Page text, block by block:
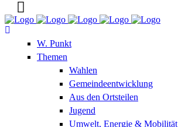
W. Punkt
Themen
Wahlen
Gemeindeentwicklung
Aus den Ortsteilen
Jugend
Umwelt, Energie & Mobilität